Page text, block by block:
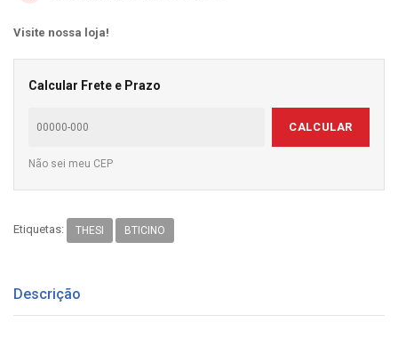
Visite nossa loja!
Calcular Frete e Prazo
CALCULAR
Não sei meu CEP
Etiquetas: THESI BTICINO
Descrição